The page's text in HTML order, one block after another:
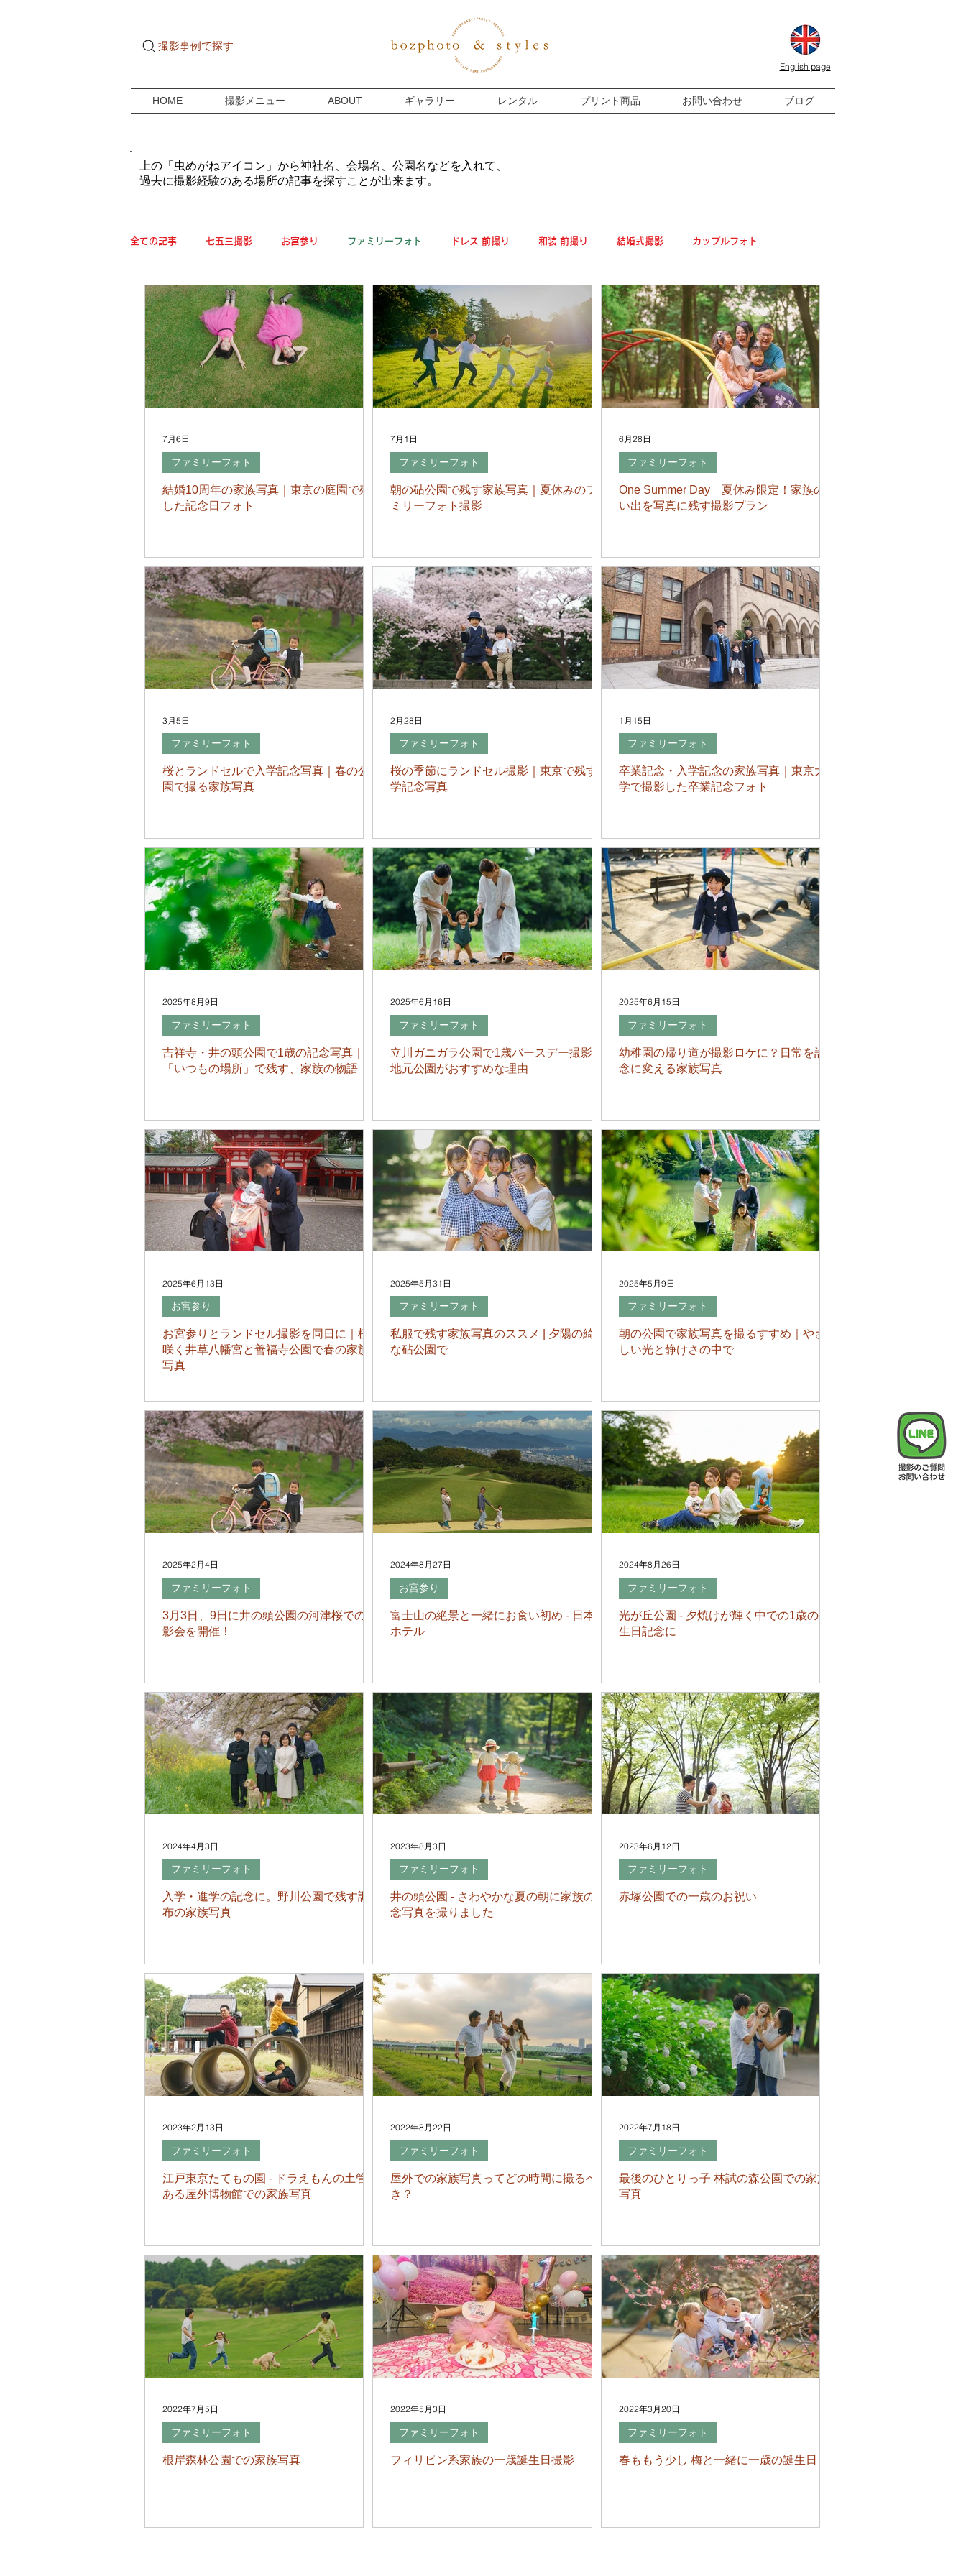
撮影事例で探す
English page
HOME 撮影メニュー ABOUT ギャラリー レンタル プリント商品 お問い合わせ ブログ
​上の「虫めがねアイコン」から神社名、会場名、公園名などを入れて、
過去に撮影経験のある場所の記事を探すことが出来ます。
全ての記事 七五三撮影 お宮参り ファミリーフォト ドレス 前撮り 和装 前撮り 結婚式撮影 カップルフォト
ご自宅ドキュメンタリー 成人式 マタニティー プライベート フォトウェディング
結婚10周年の家族写真｜東京の庭園で残
した記念日フォト
ファミリーフォト
7月6日
朝の砧公園で残す家族写真｜夏休みのファ
ミリーフォト撮影
ファミリーフォト
7月1日
One Summer Day 夏休み限定！家族の思
い出を写真に残す撮影プラン
ファミリーフォト
6月28日
桜とランドセルで入学記念写真｜春の公
園で撮る家族写真
ファミリーフォト
3月5日
桜の季節にランドセル撮影｜東京で残す入
学記念写真
ファミリーフォト
2月28日
卒業記念・入学記念の家族写真｜東京大
学で撮影した卒業記念フォト
ファミリーフォト
1月15日
吉祥寺・井の頭公園で1歳の記念写真｜
「いつもの場所」で残す、家族の物語
ファミリーフォト
2025年8月9日
立川ガニガラ公園で1歳バースデー撮影！
地元公園がおすすめな理由
ファミリーフォト
2025年6月16日
幼稚園の帰り道が撮影ロケに？日常を記
念に変える家族写真
ファミリーフォト
2025年6月15日
お宮参りとランドセル撮影を同日に｜桜
咲く井草八幡宮と善福寺公園で春の家族
写真
お宮参り
2025年6月13日
私服で残す家族写真のススメ | 夕陽の綺麗
な砧公園で
ファミリーフォト
2025年5月31日
朝の公園で家族写真を撮るすすめ｜やさ
しい光と静けさの中で
ファミリーフォト
2025年5月9日
3月3日、9日に井の頭公園の河津桜での撮
影会を開催！
ファミリーフォト
2025年2月4日
富士山の絶景と一緒にお食い初め - 日本平
ホテル
お宮参り
2024年8月27日
光が丘公園 - 夕焼けが輝く中での1歳の誕
生日記念に
ファミリーフォト
2024年8月26日
入学・進学の記念に。野川公園で残す調
布の家族写真
ファミリーフォト
2024年4月3日
井の頭公園 - さわやかな夏の朝に家族の記
念写真を撮りました
ファミリーフォト
2023年8月3日
赤塚公園での一歳のお祝い
ファミリーフォト
2023年6月12日
江戸東京たてもの園 - ドラえもんの土管が
ある屋外博物館での家族写真
ファミリーフォト
2023年2月13日
屋外での家族写真ってどの時間に撮るべ
き？
ファミリーフォト
2022年8月22日
最後のひとりっ子 林試の森公園での家族
写真
ファミリーフォト
2022年7月18日
根岸森林公園での家族写真
ファミリーフォト
2022年7月5日
フィリピン系家族の一歳誕生日撮影
ファミリーフォト
2022年5月3日
春ももう少し 梅と一緒に一歳の誕生日
ファミリーフォト
2022年3月20日